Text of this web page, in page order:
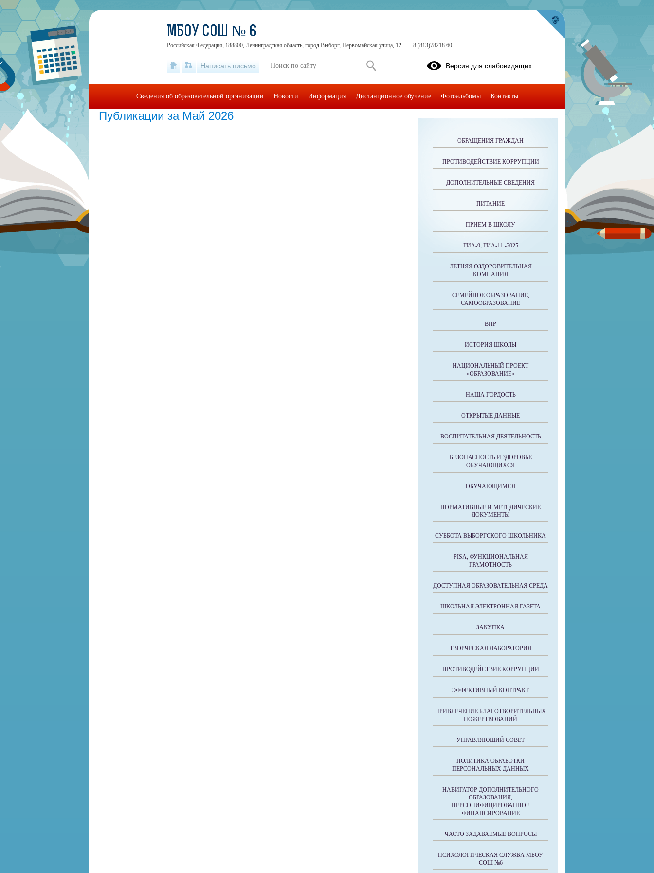
Публикации за Май 2026
ОБРАЩЕНИЯ ГРАЖДАН
ПРОТИВОДЕЙСТВИЕ КОРРУПЦИИ
ДОПОЛНИТЕЛЬНЫЕ СВЕДЕНИЯ
ПИТАНИЕ
ПРИЕМ В ШКОЛУ
ГИА-9, ГИА-11 -2025
ЛЕТНЯЯ ОЗДОРОВИТЕЛЬНАЯ
КОМПАНИЯ
СЕМЕЙНОЕ ОБРАЗОВАНИЕ,
САМООБРАЗОВАНИЕ
ВПР
ИСТОРИЯ ШКОЛЫ
НАЦИОНАЛЬНЫЙ ПРОЕКТ
«ОБРАЗОВАНИЕ»
НАША ГОРДОСТЬ
ОТКРЫТЫЕ ДАННЫЕ
ВОСПИТАТЕЛЬНАЯ ДЕЯТЕЛЬНОСТЬ
БЕЗОПАСНОСТЬ И ЗДОРОВЬЕ
ОБУЧАЮЩИХСЯ
ОБУЧАЮЩИМСЯ
НОРМАТИВНЫЕ И МЕТОДИЧЕСКИЕ
ДОКУМЕНТЫ
СУББОТА ВЫБОРГСКОГО ШКОЛЬНИКА
PISA, ФУНКЦИОНАЛЬНАЯ
ГРАМОТНОСТЬ
ДОСТУПНАЯ ОБРАЗОВАТЕЛЬНАЯ СРЕДА
ШКОЛЬНАЯ ЭЛЕКТРОННАЯ ГАЗЕТА
ЗАКУПКА
ТВОРЧЕСКАЯ ЛАБОРАТОРИЯ
ПРОТИВОДЕЙСТВИЕ КОРРУПЦИИ
ЭФФЕКТИВНЫЙ КОНТРАКТ
ПРИВЛЕЧЕНИЕ БЛАГОТВОРИТЕЛЬНЫХ
ПОЖЕРТВОВАНИЙ
УПРАВЛЯЮЩИЙ СОВЕТ
ПОЛИТИКА ОБРАБОТКИ
ПЕРСОНАЛЬНЫХ ДАННЫХ
НАВИГАТОР ДОПОЛНИТЕЛЬНОГО
ОБРАЗОВАНИЯ,
ПЕРСОНИФИЦИРОВАННОЕ
ФИНАНСИРОВАНИЕ
ЧАСТО ЗАДАВАЕМЫЕ ВОПРОСЫ
ПСИХОЛОГИЧЕСКАЯ СЛУЖБА МБОУ
СОШ №6
МБОУ СОШ № 6
Российская Федерация, 188800, Ленинградская область, город Выборг, Первомайская улица, 12 8 (813)78218 60
Написать письмо Версия для слабовидящих
Сведения об образовательной организации Новости Информация Дистанционное обучение Фотоальбомы Контакты